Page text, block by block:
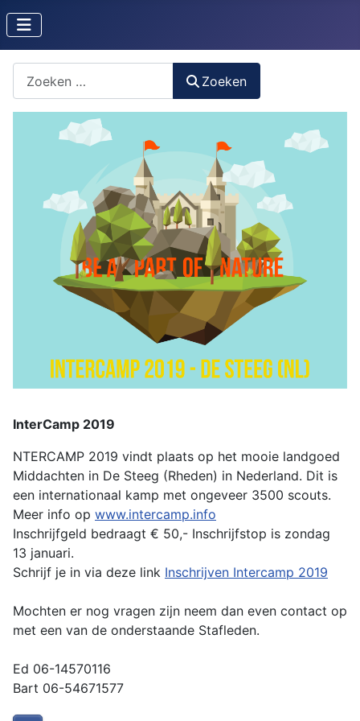
Zoeken
InterCamp 2019
NTERCAMP 2019 vindt plaats op het mooie landgoed
Middachten in De Steeg (Rheden) in Nederland. Dit is
een internationaal kamp met ongeveer 3500 scouts.
Meer info op www.intercamp.info
Inschrijfgeld bedraagt € 50,- Inschrijfstop is zondag
13 januari.
Schrijf je in via deze link Inschrijven Intercamp 2019
Mochten er nog vragen zijn neem dan even contact op
met een van de onderstaande Stafleden.
Ed 06-14570116
Bart 06-54671577